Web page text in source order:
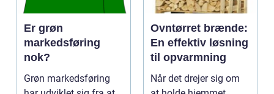
Er grøn
markedsføring
nok?
Grøn markedsføring
Ovntørret brænde:
En effektiv løsning
til opvarmning
Når det drejer sig om